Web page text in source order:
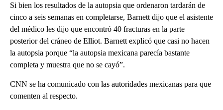
Si bien los resultados de la autopsia que ordenaron tardarán de
cinco a seis semanas en completarse, Barnett dijo que el asistente
del médico les dijo que encontró 40 fracturas en la parte
posterior del cráneo de Elliot. Barnett explicó que casi no hacen
la autopsia porque “la autopsia mexicana parecía bastante
completa y muestra que no se cayó”.
CNN se ha comunicado con las autoridades mexicanas para que
comenten al respecto.